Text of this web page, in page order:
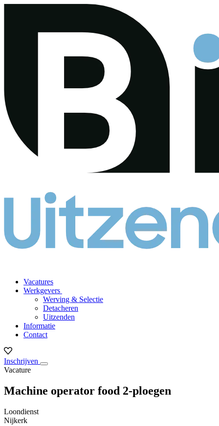
Vacatures
Werkgevers
Werving & Selectie
Detacheren
Uitzenden
Informatie
Contact
Inschrijven
Vacature
Machine operator food 2-ploegen
Loondienst
Nijkerk